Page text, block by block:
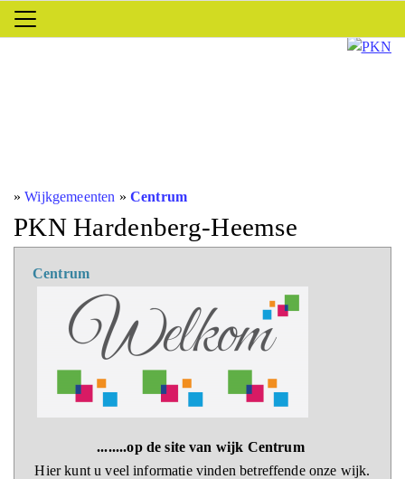
»Wijkgemeenten » Centrum
PKN Hardenberg-Heemse
Centrum
........op de site van wijk Centrum
Hier kunt u veel informatie vinden betreffende onze wijk.